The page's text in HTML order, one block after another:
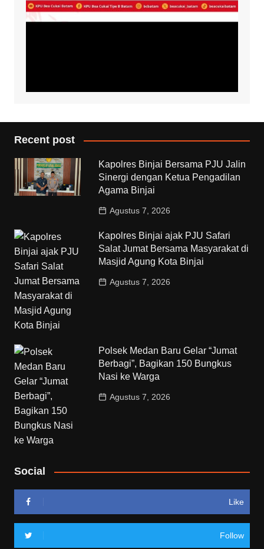
Recent post
Kapolres Binjai Bersama PJU Jalin
Sinergi dengan Ketua Pengadilan
Agama Binjai
Agustus 7, 2026
Kapolres Binjai ajak PJU Safari
Salat Jumat Bersama Masyarakat di
Masjid Agung Kota Binjai
Agustus 7, 2026
Polsek Medan Baru Gelar “Jumat
Berbagi”, Bagikan 150 Bungkus
Nasi ke Warga
Agustus 7, 2026
Social
Like
Follow